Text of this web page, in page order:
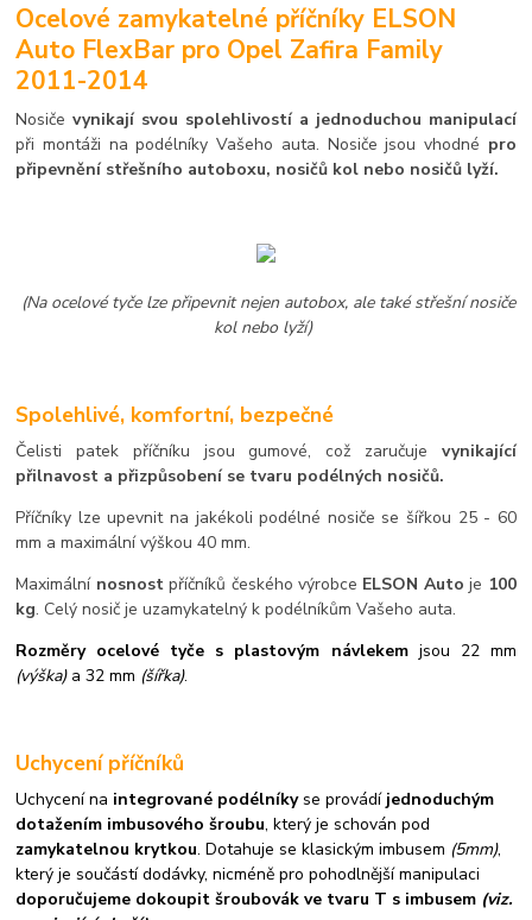
Ocelové zamykatelné příčníky ELSON
Auto FlexBar pro Opel Zafira Family
2011-2014
Nosičevynikají svou spolehlivostí a jednoduchou manipulací
při montáži na podélníky Vašeho auta. Nosiče jsou vhodné pro
připevnění střešního autoboxu, nosičů kol nebo nosičů lyží.
(Na ocelové tyče lze připevnit nejen autobox, ale také střešní nosiče
kol nebo lyží)
Spolehlivé, komfortní, bezpečné
Čelisti patek příčníku jsou gumové, což zaručuje vynikající
přilnavost a přizpůsobení se tvaru podélných nosičů.
Příčníky lze upevnit na jakékoli podélné nosiče se šířkou 25 - 60
mm a maximální výškou 40 mm.
Maximální nosnostpříčníků českého výrobce ELSON Autoje 100
kg. Celý nosič je uzamykatelný k podélníkům Vašeho auta.
Rozměry ocelové tyče s plastovým návlekemjsou 22 mm
(výška)a 32 mm (šířka).
Uchycení příčníků
Uchycení na integrované podélníkyse provádí jednoduchým
dotažením imbusového šroubu, který je schován pod
zamykatelnou krytkou. Dotahuje se klasickým imbusem (5mm),
který je součástí dodávky, nicméně pro pohodlnější manipulaci
doporučujeme dokoupit šroubovák ve tvaru T s imbusem (viz.